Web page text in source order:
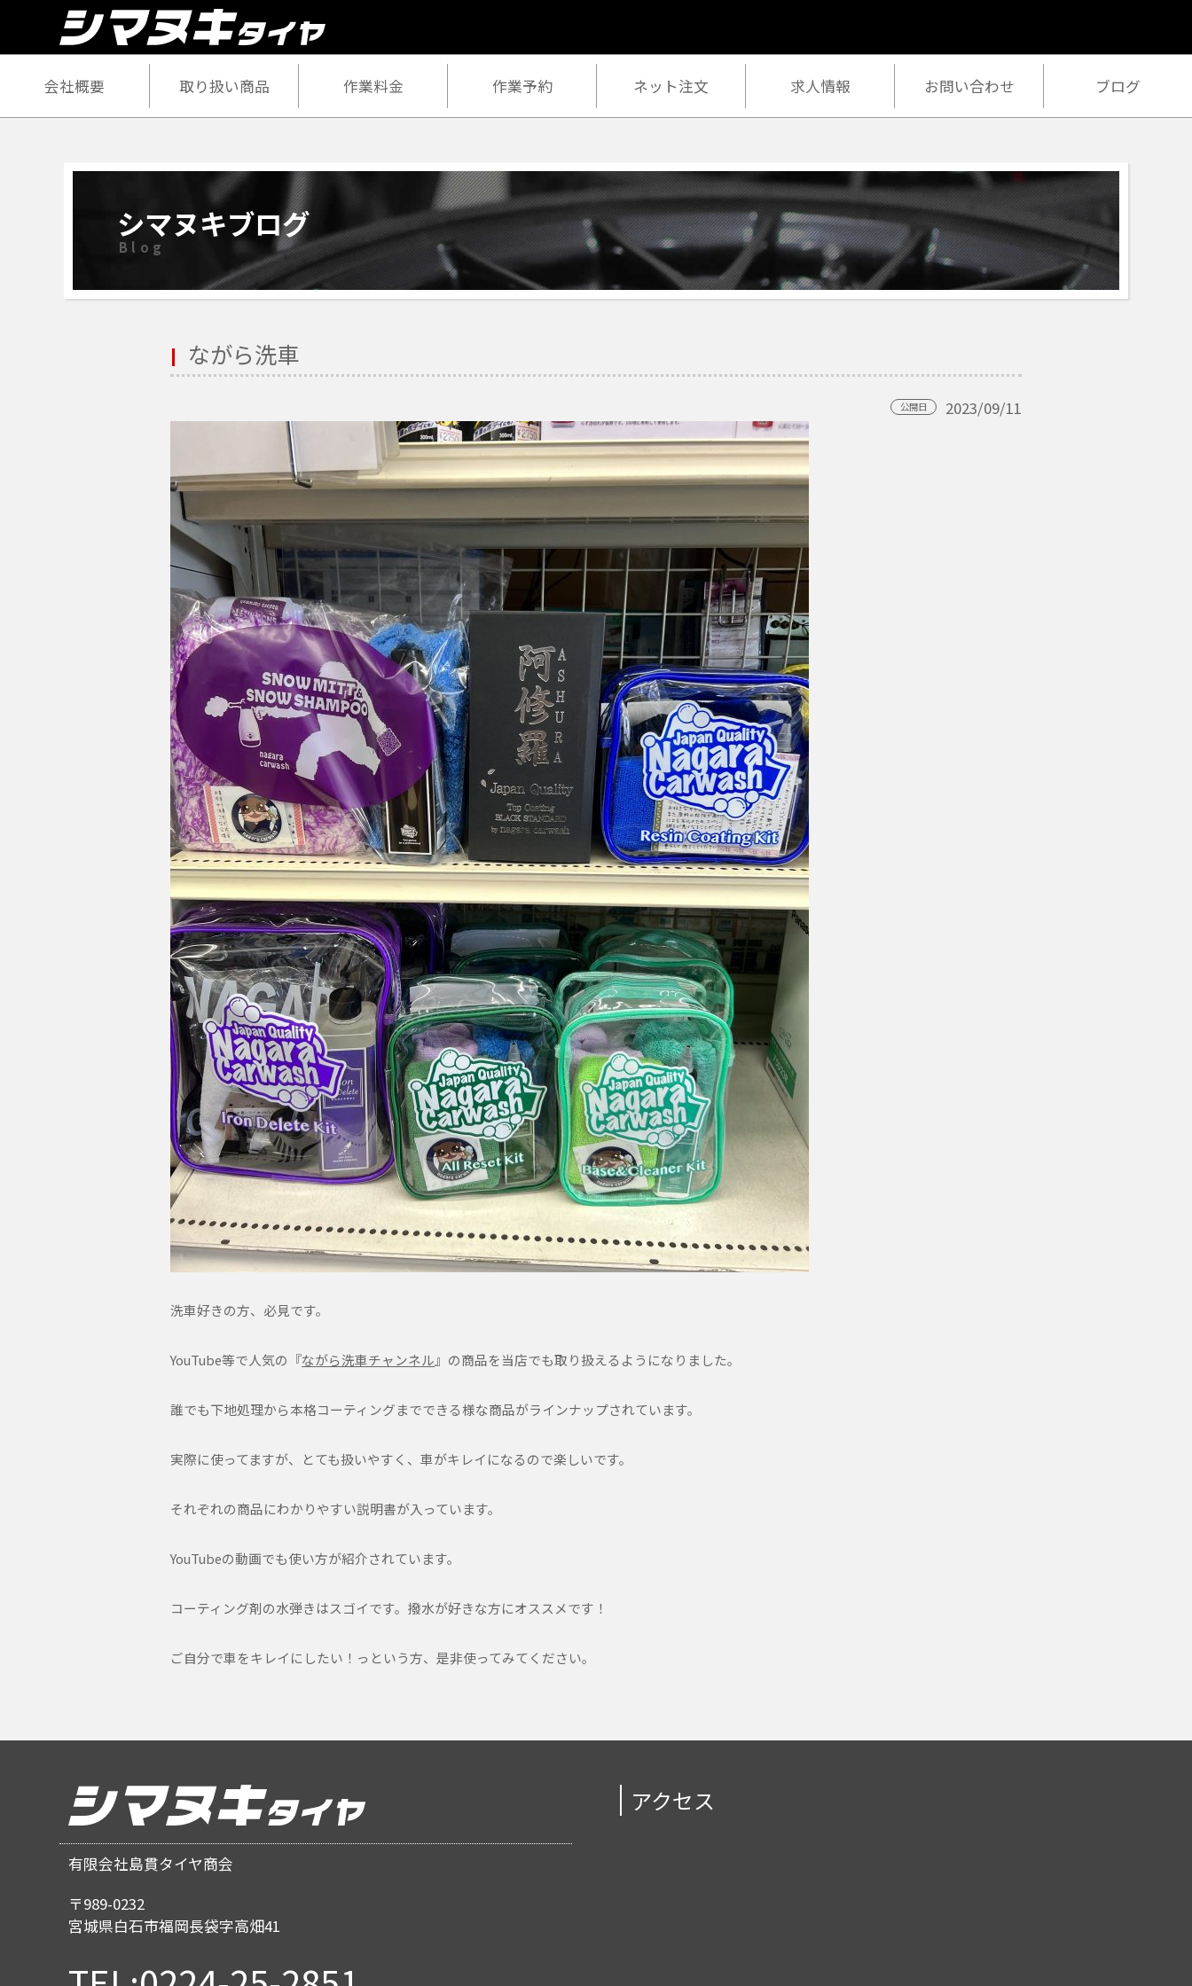
会社概要 取り扱い商品 作業料金 作業予約 ネット注文 求人情報 お問い合わせ ブログ
シマヌキブログ
Blog
ながら洗車
公開日 2023/09/11
洗車好きの方、必見です。
YouTube等で人気の『ながら洗車チャンネル』の商品を当店でも取り扱えるようになりました。
誰でも下地処理から本格コーティングまでできる様な商品がラインナップされています。
実際に使ってますが、とても扱いやすく、車がキレイになるので楽しいです。
それぞれの商品にわかりやすい説明書が入っています。
YouTubeの動画でも使い方が紹介されています。
コーティング剤の水弾きはスゴイです。撥水が好きな方にオススメです！
ご自分で車をキレイにしたい！っという方、是非使ってみてください。
有限会社島貫タイヤ商会
〒989-0232
宮城県白石市福岡長袋字高畑41
アクセス